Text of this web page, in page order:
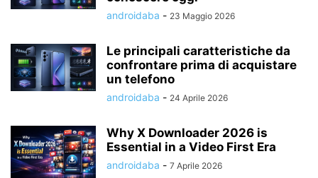
androidaba - 23 Maggio 2026
Le principali caratteristiche da
confrontare prima di acquistare
un telefono
androidaba - 24 Aprile 2026
Why X Downloader 2026 is
Essential in a Video First Era
androidaba - 7 Aprile 2026